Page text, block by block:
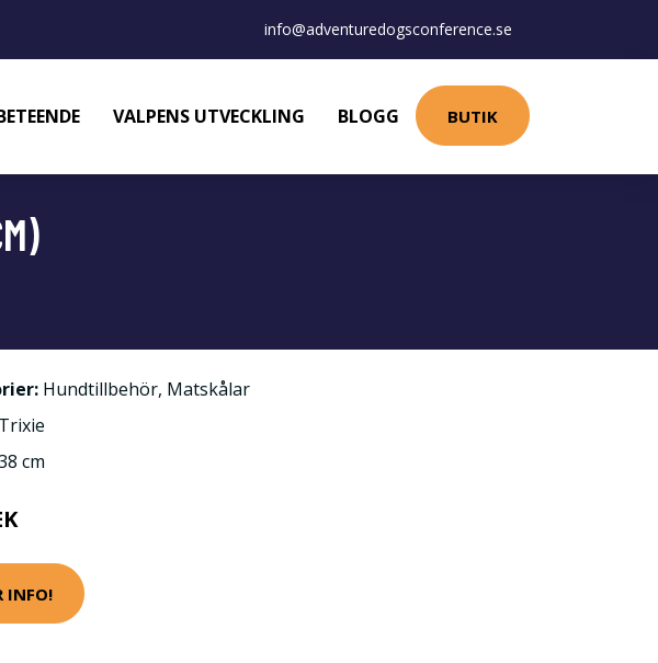
info@adventuredogsconference.se
VALPENS UTVECKLING BLOGG BUTIK
Hundtillbehör, Matskålar
Trixie
cm
INFO!